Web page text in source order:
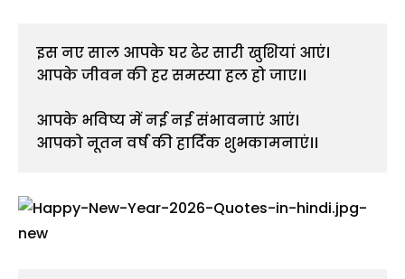
इस नए साल आपके घर ढेर सारी खुशियां आएं।
आपके जीवन की हर समस्या हल हो जाए।।
आपके भविष्य में नई नई संभावनाएं आएं।
आपको नूतन वर्ष की हार्दिक शुभकामनाएं।।